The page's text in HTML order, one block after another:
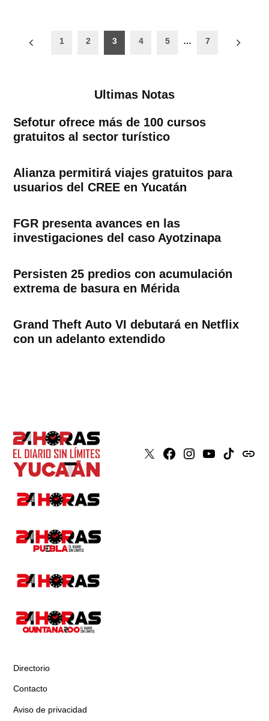
Paginación
1 2 3 4 5 … 7
Ultimas Notas
Sefotur ofrece más de 100 cursos
gratuitos al sector turístico
Alianza permitirá viajes gratuitos para
usuarios del CREE en Yucatán
FGR presenta avances en las
investigaciones del caso Ayotzinapa
Persisten 25 predios con acumulación
extrema de basura en Mérida
Grand Theft Auto VI debutará en Netflix
con un adelanto extendido
X Faceboook
Instagram
YoutubeTiktokissuu
Directorio
Contacto
Aviso de privacidad